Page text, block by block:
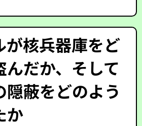
が核兵器庫をど
んだか、そして
隠蔽をどのよう
か